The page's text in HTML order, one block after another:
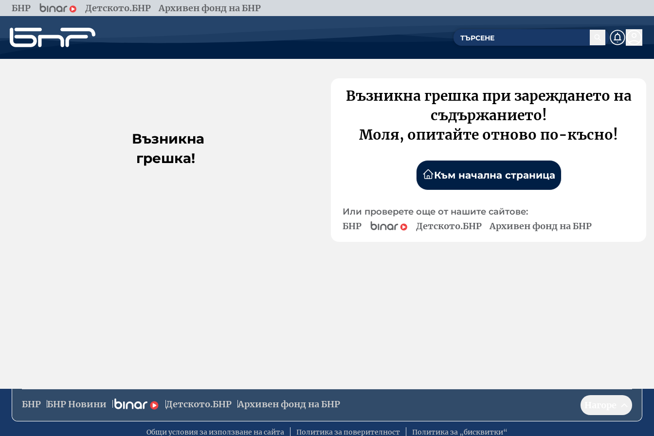
БНР Детското.БНР Архивен фонд на БНР
Възникна
грешка!
Възникна грешка при зареждането на
съдържанието!
Моля, опитайте отново по-късно!
Към начална страница
Или проверете още от нашите сайтове:
БНР Детското.БНР Архивен фонд на БНР
БНР БНР Новини Детското.БНР Архивен фонд на БНР
Общи условия за използване на сайта Политика за поверителност Политика за „бисквитки“